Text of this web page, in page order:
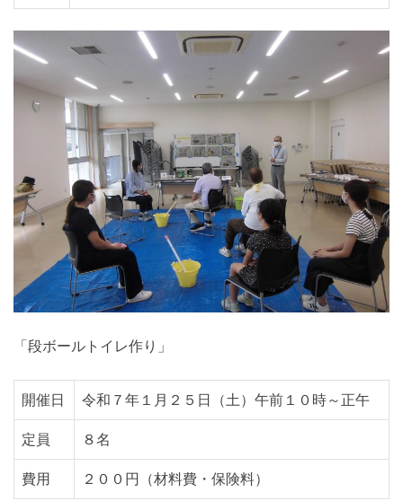
「段ボールトイレ作り」
開催日
令和７年１月２５日（土）午前１０時～正午
定員
８名
費用
２００円（材料費・保険料）